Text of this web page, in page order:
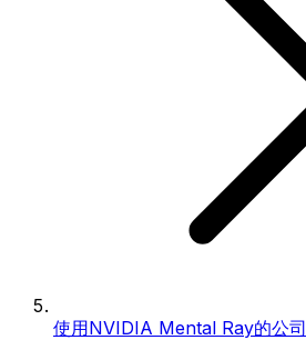
使用NVIDIA Mental Ray的公司